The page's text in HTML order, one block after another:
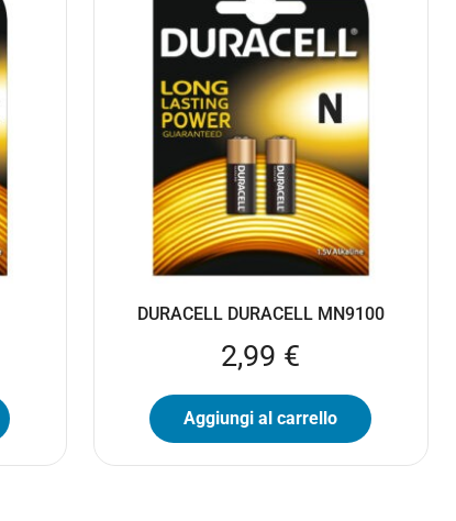
DURACELL DURACELL MN9100
2,99 €
Aggiungi al carrello